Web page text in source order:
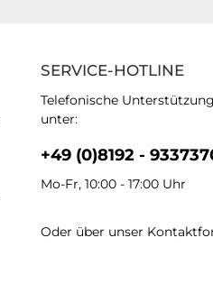
SERVICE-HOTLINE
Telefonische
unter:
+49 (0)8192 -
Mo-Fr, 10:00 - 17:00 Uhr
Oder über unser